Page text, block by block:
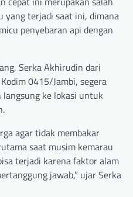
yang terjadi saat ini, dimana
penyebaran api dengan
Serka Akhirudin dari
0415/Jambi, segera
ke lokasi untuk
agar tidak membakar
saat musim kemarau
terjadi karena faktor alam
jawab,” ujar Serka